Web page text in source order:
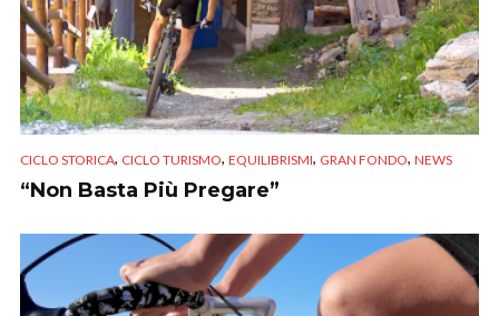
CICLO STORICA, CICLO TURISMO, EQUILIBRISMI, GRAN FONDO, NEWS
“Non Basta Più Pregare”